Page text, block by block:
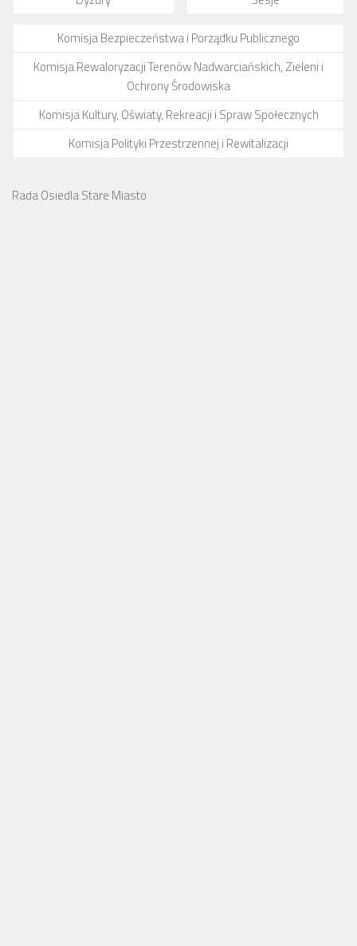
Komisja Bezpieczeństwa i Porządku Publicznego
Komisja Rewaloryzacji Terenów Nadwarciańskich, Zieleni i
Ochrony Środowiska
Komisja Kultury, Oświaty, Rekreacji i Spraw Społecznych
Komisja Polityki Przestrzennej i Rewitalizacji
Rada Osiedla Stare Miasto